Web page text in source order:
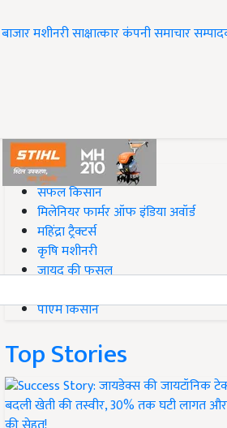
बाजारमशीनरीसाक्षात्कारकंपनी समाचार
#Top on Krishi Jagran
सफल किसान
मिलेनियर फार्मर ऑफ इंडिया अवॉर्ड
महिंद्रा ट्रैक्टर्स
कृषि मशीनरी
जायद की फसल
पीएम किसान
Top Stories